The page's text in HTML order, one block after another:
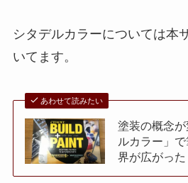
シタデルカラーについては本
いてます。
あわせて読みたい
塗装の概念
ルカラー」
界が広がった